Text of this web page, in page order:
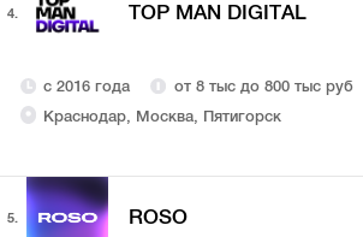
4. TOP MAN DIGITAL
с 2016 года
от 8 тыс до 800 тыс руб
Краснодар, Москва, Пятигорск
5. ROSO